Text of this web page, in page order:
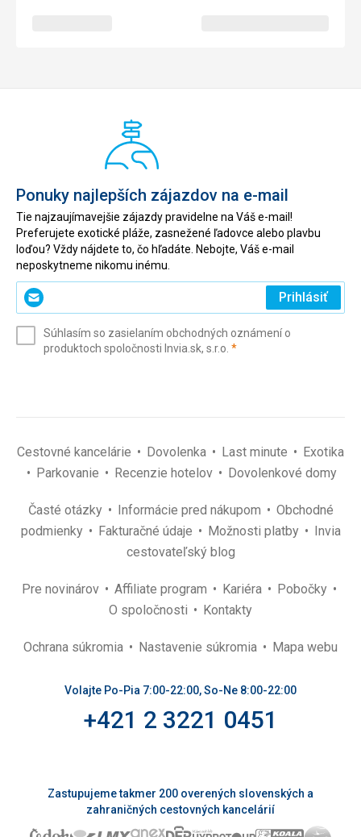
Ponuky najlepších zájazdov na e-mail
Tie najzaujímavejšie zájazdy pravidelne na Váš e-mail!
Preferujete exotické pláže, zasnežené ľadovce alebo plavbu
loďou? Vždy nájdete to, čo hľadáte. Nebojte, Váš e-mail
neposkytneme nikomu inému.
Zadajte
svoj
(povinné)
Prihlásiť
Súhlasím so zasielaním obchodných oznámení o
produktoch spoločnosti Invia.sk, s.r.o. *(povinné)
Cestovné kancelárie Dovolenka Last minute
Exotika
Parkovanie
Recenzie hotelov Dovolenkové domy
Časté otázky Informácie pred nákupom
Obchodné
podmienky
Fakturačné údaje Možnosti platby
Invia
cestovateľský blog
Pre novinárov Affiliate program Kariéra
Pobočky
O spoločnosti
Kontakty
Ochrana súkromia Nastavenie súkromia Mapa webu
Volajte Po-Pia 7:00-22:00, So-Ne 8:00-22:00
+421 2 3221 0451
Zastupujeme takmer 200 overených slovenských a
zahraničných cestovných kancelárií